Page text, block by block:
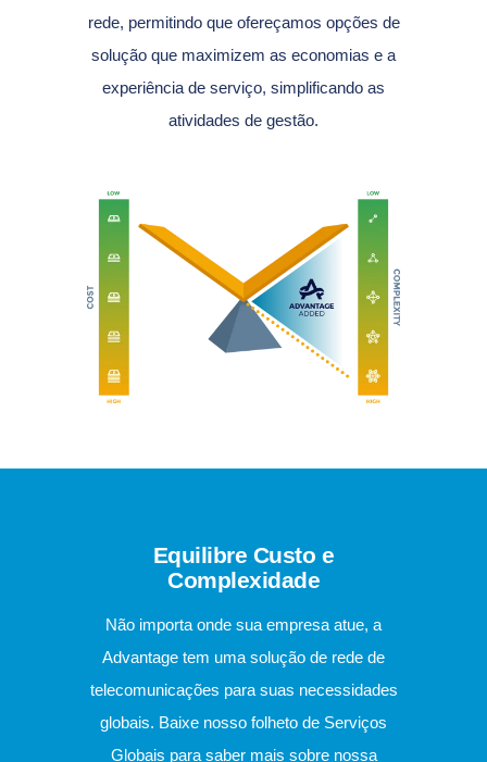
rede, permitindo que ofereçamos opções de
solução que maximizem as economias e a
experiência de serviço, simplificando as
atividades de gestão.
Equilibre Custo e
Complexidade
Não importa onde sua empresa atue, a
Advantage tem uma solução de rede de
telecomunicações para suas necessidades
globais. Baixe nosso folheto de Serviços
Globais para saber mais sobre nossa